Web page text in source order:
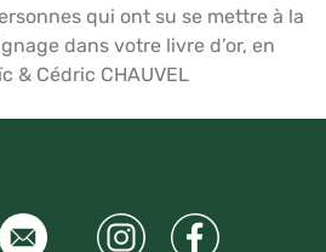
qui ont su se mettre à la
dans votre livre d’or, en
& Cédric CHAUVEL